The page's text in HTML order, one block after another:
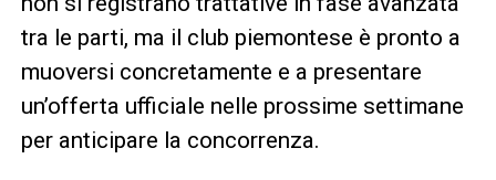
tra le parti, ma il club piemontese è pronto a
muoversi concretamente e a presentare
un’offerta ufficiale nelle prossime settimane
per anticipare la concorrenza.